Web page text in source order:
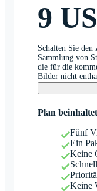
9
Schalten Sie den
Sammlung von
die für die
Bilder nicht
Plan
Fünf
Ein
Keine
Keine